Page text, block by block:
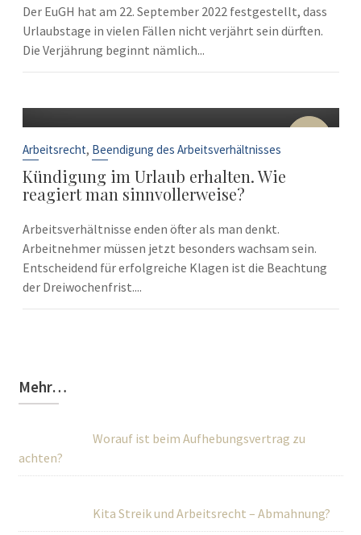
Der EuGH hat am 22. September 2022 festgestellt, dass
Urlaubstage in vielen Fällen nicht verjährt sein dürften.
Die Verjährung beginnt nämlich...
10
Arbeitsrecht, Beendigung des Arbeitsverhältnisses
Kündigung im Urlaub erhalten. Wie
reagiert man sinnvollerweise?
Arbeitsverhältnisse enden öfter als man denkt.
Arbeitnehmer müssen jetzt besonders wachsam sein.
Entscheidend für erfolgreiche Klagen ist die Beachtung
der Dreiwochenfrist....
Mehr…
Worauf ist beim Aufhebungsvertrag zu
achten?
Kita Streik und Arbeitsrecht – Abmahnung?